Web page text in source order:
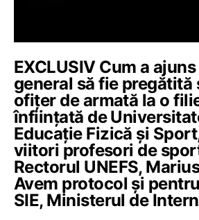
EXCLUSIV Cum a
general să fie pregătită
ofițer de armată la o
înființată de
Educație Fizică și
viitori profesori de
Rectorul UNEFS,
Avem protocol și pentru
SIE, Ministerul de